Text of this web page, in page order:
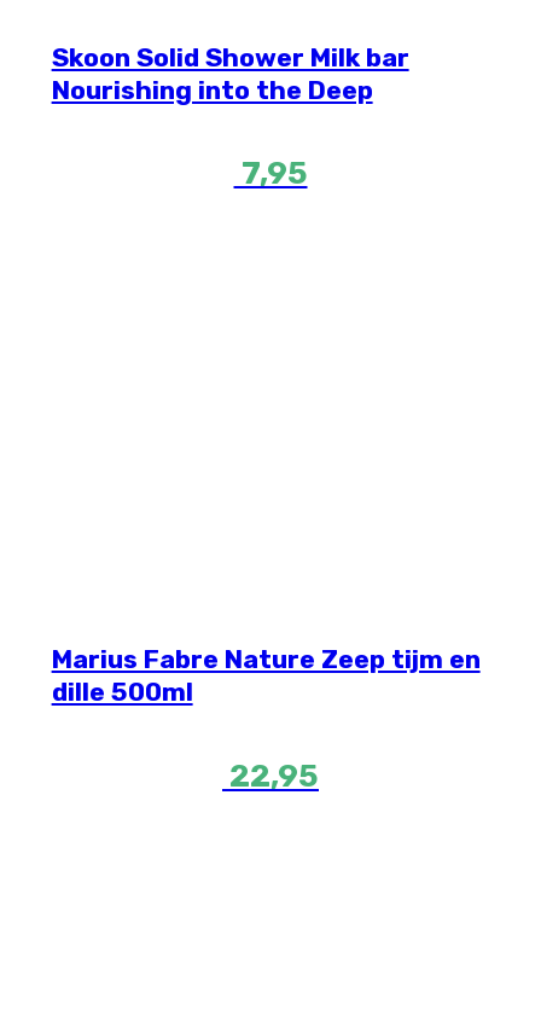
Skoon Solid Shower Milk bar
Nourishing into the Deep
7,95
Marius Fabre Nature Zeep tijm en
dille 500ml
22,95